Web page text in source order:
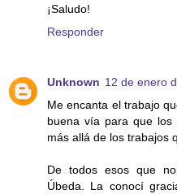
¡Saludo!
Responder
Unknown 12 de enero
Me encanta el trabajo
buena vía para que los
más allá de los trabajos
De todos esos que
Úbeda. La conocí